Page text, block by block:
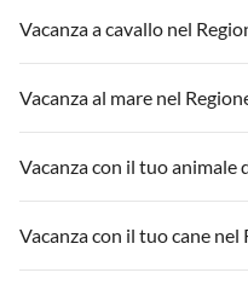
Vacanza a cavallo nel
Vacanza al mare nel
Vacanza con il tuo cane